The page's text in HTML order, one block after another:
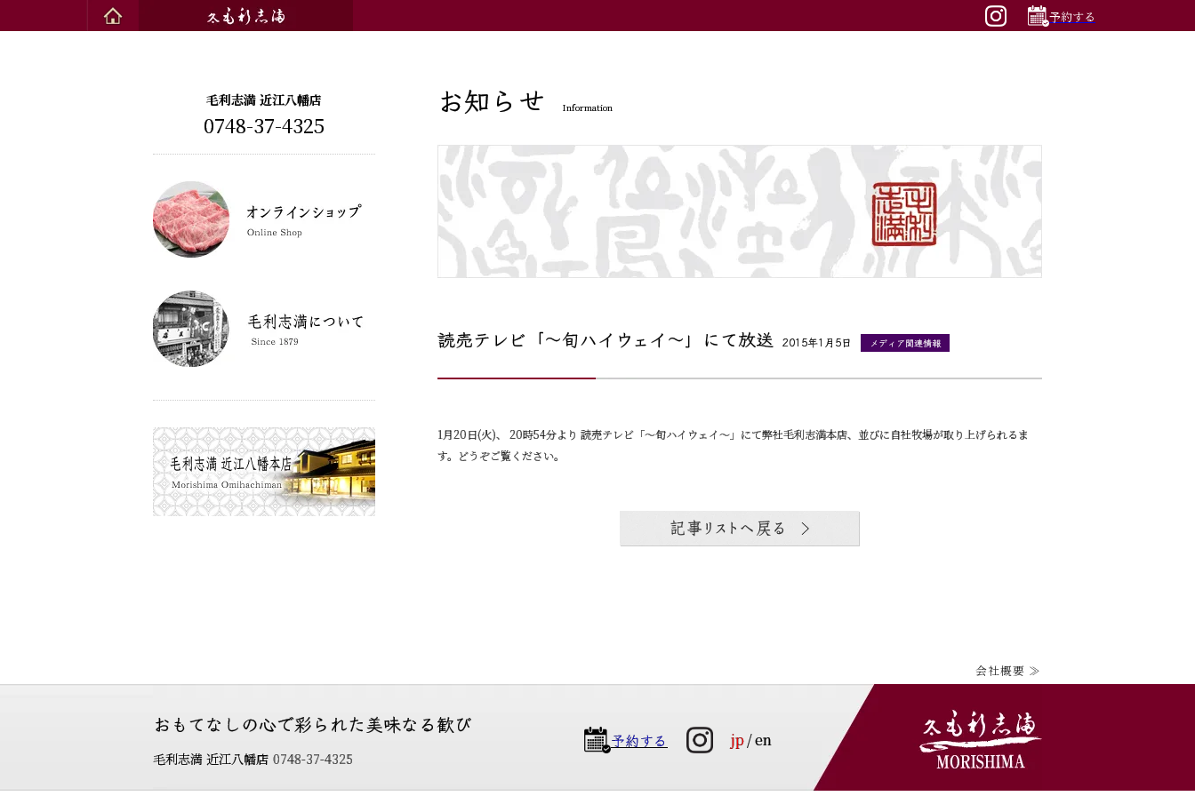
予約する
お知らせ Information
読売テレビ「～旬ハイウェイ～」にて放送 2015年1月5日 メディア関連情報
1月20日(火)、 20時54分より 読売テレビ「～旬ハイウェイ～」にて弊社毛利志満本店、並びに自社牧場が取り上げられるま
す。どうぞご覧ください。
毛利志満 近江八幡店
0748-37-4325
会社概要 ≫
おもてなしの心で彩られた美味なる歓び
jp en
予約する
毛利志満 近江八幡店 0748-37-4325